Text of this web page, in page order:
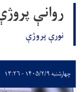
روانې
نورې پروژې
چهارشنبه ۱۴۰۵/۲/۹ - ۱۳:۲۶